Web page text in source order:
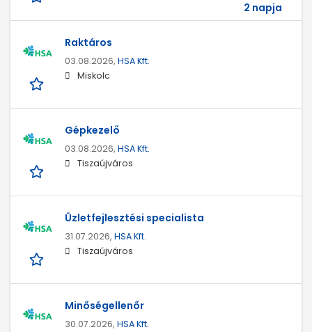
2 napja
Raktáros
03.08.2026, HSA Kft.
Miskolc
Gépkezelő
03.08.2026, HSA Kft.
Tiszaújváros
Üzletfejlesztési specialista
31.07.2026, HSA Kft.
Tiszaújváros
Minőségellenőr
30.07.2026, HSA Kft.